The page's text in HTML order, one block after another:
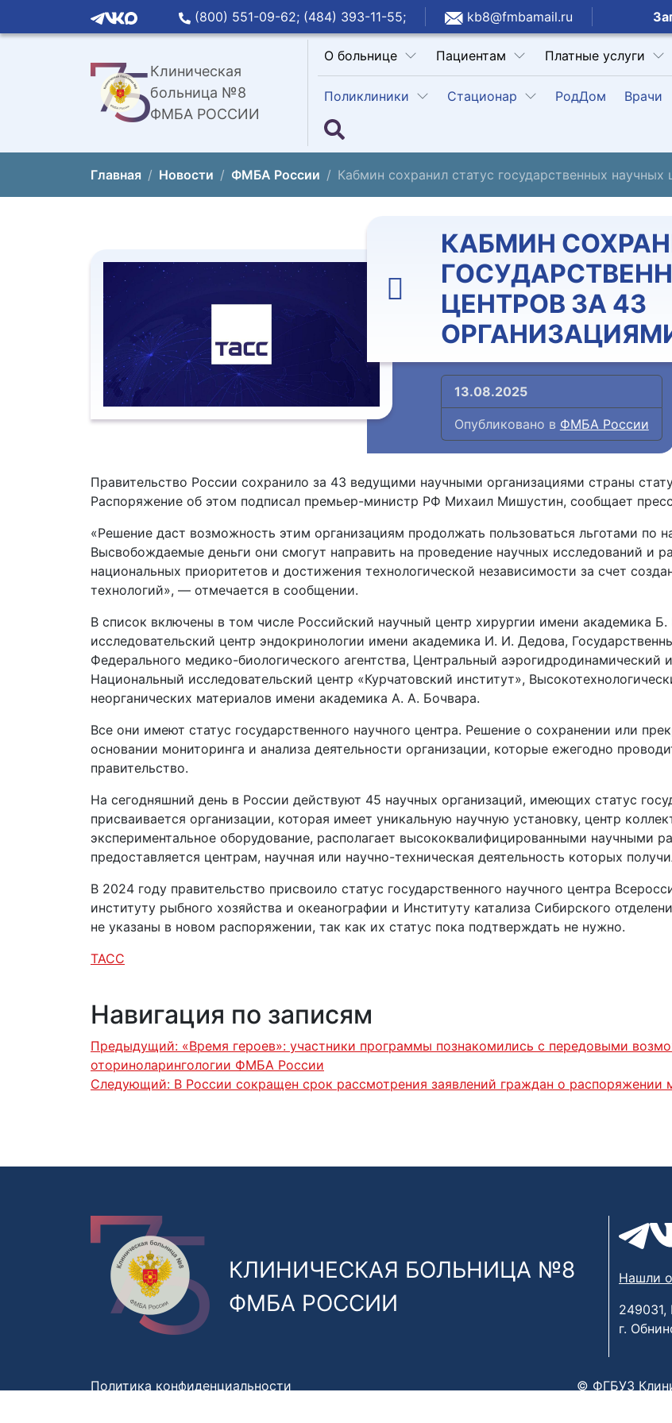
(800) 551-09-62; (484) 393-11-55; kb8@fmbamail.ru
Клиническая
больница №8
ФМБА РОССИИ
О больнице Пациентам Платные услуги
Поликлиники Стационар РодДом Врачи
Главная Новости ФМБА России Кабмин сохранил статус государственных
КАБМИН
ЦЕНТРОВ ЗА 43
13.08.2025
Опубликовано в ФМБА России
Правительство России сохранило за 43 ведущими научными организациями страны
Распоряжение об этом подписал премьер-министр РФ Михаил Мишустин, сообщает
«Решение даст возможность этим организациям продолжать пользоваться льготами по
Высвобождаемые деньги они смогут направить на проведение научных исследований и
национальных приоритетов и достижения технологической независимости за счет
технологий», — отмечается в сообщении.
В список включены в том числе Российский научный центр хирургии имени академика
исследовательский центр эндокринологии имени академика И. И. Дедова,
Федерального медико-биологического агентства, Центральный
Национальный исследовательский центр «Курчатовский институт»,
неорганических материалов имени академика А. А. Бочвара.
Все они имеют статус государственного научного центра. Решение о сохранении или
основании мониторинга и анализа деятельности организации, которые ежегодно
правительство.
На сегодняшний день в России действуют 45 научных организаций, имеющих статус
присваивается организации, которая имеет уникальную научную установку, центр
экспериментальное оборудование, располагает высококвалифицированными научными
предоставляется центрам, научная или научно-техническая деятельность которых
В 2024 году правительство присвоило статус государственного научного центра
институту рыбного хозяйства и океанографии и Институту катализа Сибирского
не указаны в новом распоряжении, так как их статус пока подтверждать не нужно.
ТАСС
Навигация по записям
Предыдущий: «Время героев»: участники программы познакомились с передовыми
оториноларингологии ФМБА России
Следующий: В России сокращен срок рассмотрения заявлений граждан о распоряжении
КЛИНИЧЕСКАЯ БОЛЬНИЦА №8
ФМБА РОССИИ
Нашли
249031,
г.
Политика конфиденциальности
© ФГБУЗ